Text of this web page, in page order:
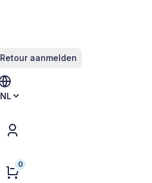
Retour aanmelden
Kies
taal
0